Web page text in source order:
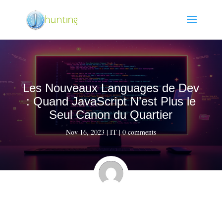
Les Nouveaux Languages de Dev
: Quand JavaScript N’est Plus le
Seul Canon du Quartier
Nov 16, 2023 | IT|0 comments